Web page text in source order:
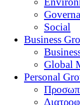
Social
Business
Global
Personal